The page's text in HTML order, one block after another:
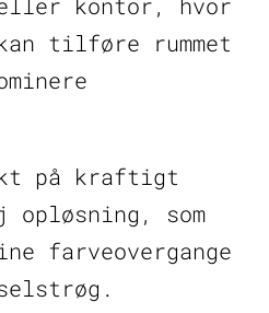
tilføre rummet
på kraftigt
som
farveovergange